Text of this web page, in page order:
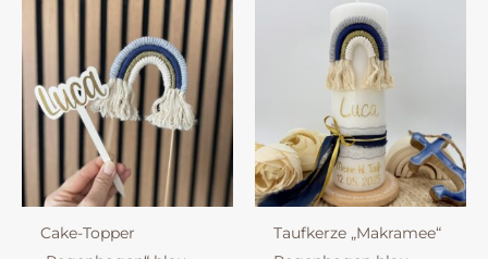
Cake-Topper
Taufkerze „Makramee“